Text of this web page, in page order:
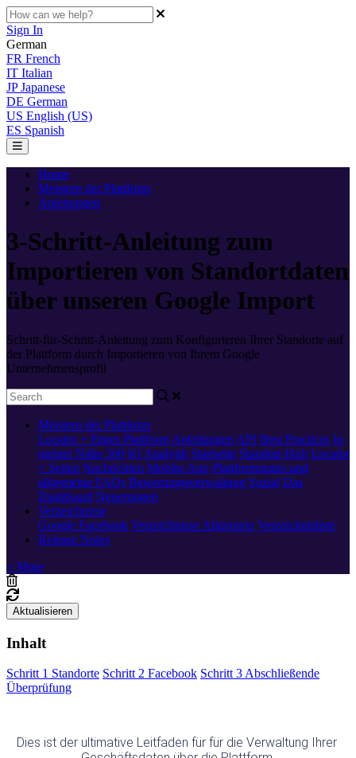
Sign In
German
FR French
IT Italian
JP Japanese
DE German
US English (US)
ES Spanish
Home
Meistern der Plattform
Anleitungen
3-Schritt-Anleitung zum
Importieren von Standortdaten
über unseren Google Import
Schritt-für-Schritt-Anleitung zum Konfigurieren Ihrer Standorte auf
der Plattform durch Importieren von Ihrem Google
Unternehmensprofil
Meistern der Plattform
Locator + Pages Plattform Anleitungen API Best Practices In
meiner Nähe 360 KI Analytik Startseite Standort-Hub Locator
+ Seiten Nachrichten Mobile-App Plattformstatus und
allgemeine FAQs Bewertungsverwaltung Sozial Das
Dashboard Neuerungen
Verzeichnisse
Google Facebook Verzeichnisse Allgemein Verzeichnisliste
Release Notes
+ More
Aktualisieren
Inhalt
Schritt 1 Standorte Schritt 2 Facebook Schritt 3 Abschließende
Überprüfung
Dies ist der ultimative Leitfaden für für die Verwaltung Ihrer